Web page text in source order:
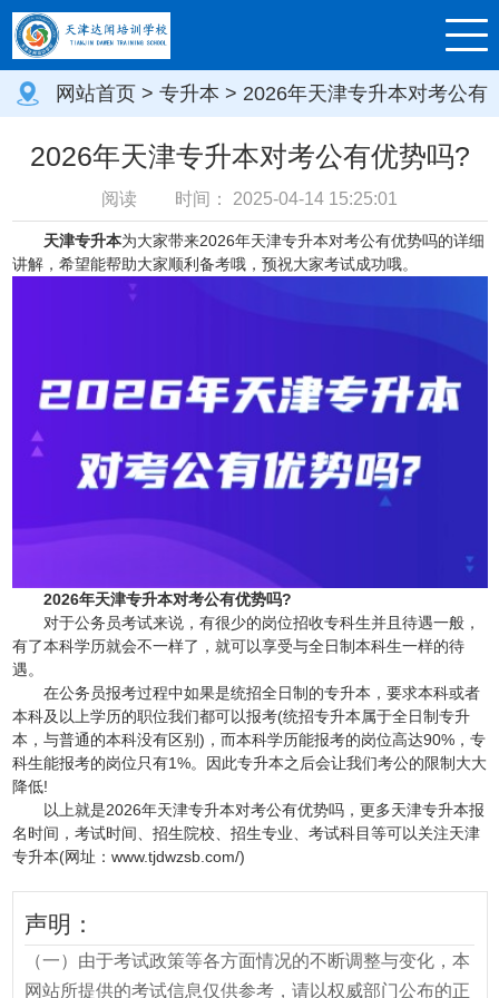
网站首页 > 专升本 > 2026年天津专升本对考公有
优势吗?
2026年天津专升本对考公有优势吗?
阅读 时间： 2025-04-14 15:25:01
天津专升本为大家带来2026年天津专升本对考公有优势吗的详细
讲解，希望能帮助大家顺利备考哦，预祝大家考试成功哦。
2026年天津专升本对考公有优势吗?
对于公务员考试来说，有很少的岗位招收专科生并且待遇一般，
有了本科学历就会不一样了，就可以享受与全日制本科生一样的待
遇。
在公务员报考过程中如果是统招全日制的专升本，要求本科或者
本科及以上学历的职位我们都可以报考(统招专升本属于全日制专升
本，与普通的本科没有区别)，而本科学历能报考的岗位高达90%，专
科生能报考的岗位只有1%。因此专升本之后会让我们考公的限制大大
降低!
以上就是2026年天津专升本对考公有优势吗，更多天津专升本报
名时间，考试时间、招生院校、招生专业、考试科目等可以关注天津
专升本(网址：www.tjdwzsb.com/)
声明：
（一）由于考试政策等各方面情况的不断调整与变化，本
网站所提供的考试信息仅供参考，请以权威部门公布的正